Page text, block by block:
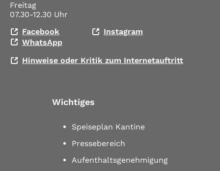
Freitag
07.30-12.30 Uhr
Facebook
Instagram
WhatsApp
Hinweise oder Kritik zum Internetauftritt
Wichtiges
Speiseplan Kantine
Pressebereich
Aufenthaltsgenehmigung